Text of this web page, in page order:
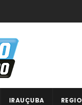
IRAUÇUBA